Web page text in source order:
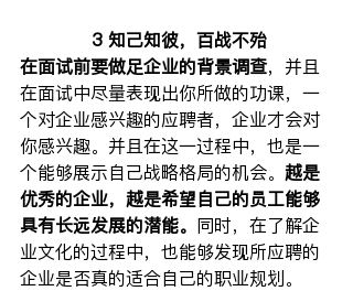
3 知己知彼，百战不殆
在面试前要做足企业的背景调查，并且
在面试中尽量表现出你所做的功课，一
个对企业感兴趣的应聘者，企业才会对
你感兴趣。并且在这一过程中，也是一
个能够展示自己战略格局的机会。 越是
优秀的企业，越是希望自己的员工能够
具有长远发展的潜能。 同时，在了解企
业文化的过程中，也能够发现所应聘的
企业是否真的适合自己的职业规划。